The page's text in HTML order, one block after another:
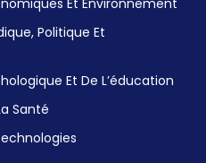
Et Environnement
Politique Et
Et De L’éducation
Santé